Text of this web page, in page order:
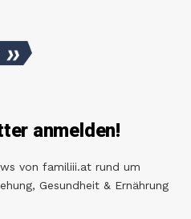
anmelden!
von familiii.at rund um
Gesundheit & Ernährung